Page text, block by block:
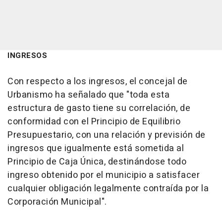
INGRESOS
Con respecto a los ingresos, el concejal de
Urbanismo ha señalado que "toda esta
estructura de gasto tiene su correlación, de
conformidad con el Principio de Equilibrio
Presupuestario, con una relación y previsión de
ingresos que igualmente está sometida al
Principio de Caja Única, destinándose todo
ingreso obtenido por el municipio a satisfacer
cualquier obligación legalmente contraída por la
Corporación Municipal".